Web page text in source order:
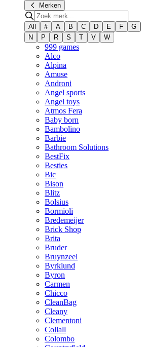
Merken
All # A B C D E F G
N
P R S T V W
999 games
Alco
Alpina
Amuse
Androni
Angel sports
Angel toys
Atmos Fera
Baby born
Bambolino
Barbie
Bathroom Solutions
BestFix
Besties
Bic
Bison
Blitz
Bolsius
Bormioli
Bredemeijer
Brick Shop
Brita
Bruder
Bruynzeel
Byrklund
Byron
Carmen
Chicco
CleanBag
Cleany
Clementoni
Collall
Colombo